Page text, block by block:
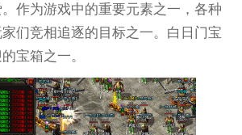
作为游戏中的重要元素之一，各种
们竞相追逐的目标之一。白日门宝
宝箱之一。